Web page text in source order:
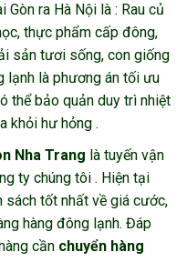
Gòn ra Hà Nội là : Rau củ
thực phẩm cấp đông,
sản tươi sống, con giống
lạnh là phương án tối ưu
thể bảo quản duy trì nhiệt
khỏi hư hỏng .
Nha Trang là tuyến vận
ty chúng tôi . Hiện tại
sách tốt nhất về giá cước,
hàng đông lạnh. Đáp
cần chuyển hàng